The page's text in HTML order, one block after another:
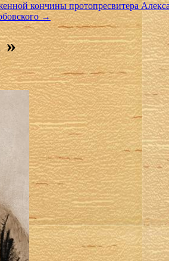
кончины протопресвитера
→
»